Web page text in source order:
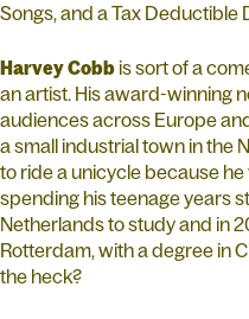
Songs, and a Tax Deductible
HarveyCobb is sort of a
an artist. His award-winning
audiences across Europe
a small industrial town in the
to ride a unicycle because
spending his teenage years
Netherlands to study and in
Rotterdam, with a degree in
the heck?